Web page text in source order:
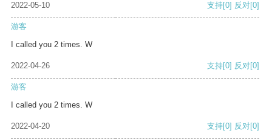
2022-05-10 支持[0] 反对[0]
游客
I called you 2 times. W
2022-04-26 支持[0] 反对[0]
游客
I called you 2 times. W
2022-04-20 支持[0] 反对[0]